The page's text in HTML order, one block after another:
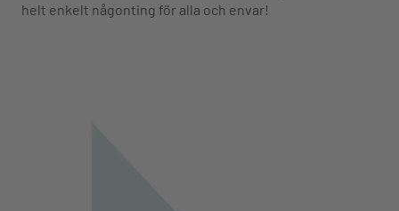
helt enkelt någonting för alla och envar!